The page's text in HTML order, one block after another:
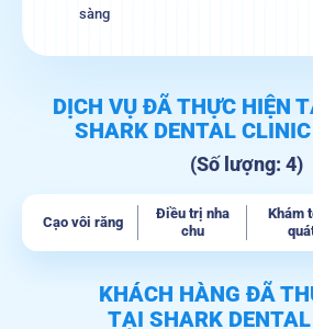
sàng
DỊCH VỤ ĐÃ THỰC HIỆN
SHARK DENTAL CLINIC
(Số lượng: 4)
Cạo vôi răng
Điều trị nha
chu
Khám
KHÁCH HÀNG ĐÃ
TẠI SHARK